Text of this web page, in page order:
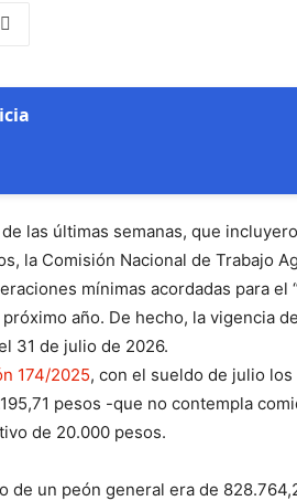
las últimas semanas, que
la Comisión Nacional de Trabajo
mínimas acordadas para el
año. De hecho, la vigencia
31 de julio de 2026.
174/2025, con el sueldo de julio
pesos -que no contempla
de 20.000 pesos.
de un peón general era de